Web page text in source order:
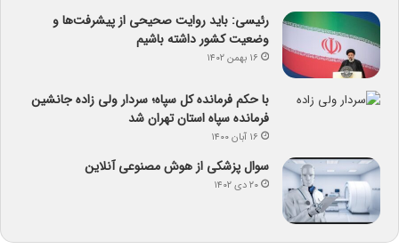
رئیسی: باید روایت صحیحی از پیشرفت‌ها و
وضعیت کشور داشته باشیم
۱۶ بهمن ۱۴۰۲
با حکم فرمانده کل سپاه؛ سردار ولی زاده جانشین
فرمانده سپاه استان تهران شد
۱۶ آبان ۱۴۰۰
سوال پزشکی از هوش مصنوعی آنلاین
۲۰ دی ۱۴۰۲